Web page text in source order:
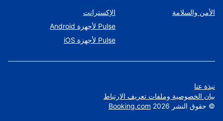
الأمن والسلامة
الإكسترانت
Pulse لأجهزة Android
Pulse لأجهزة iOS
نبذة عنا
بيان الخصوصية وملفات تعريف الارتباط
© حقوق النشر Booking.com 2026